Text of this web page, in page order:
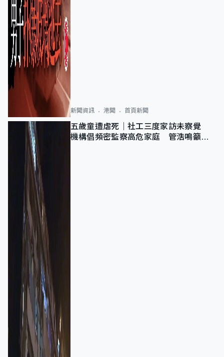
新聞資訊 港聞 首頁新聞
五歲童遭虐死｜社工三度家訪未察覺
機構倡頻密監察高危家庭 管浩鳴籲加